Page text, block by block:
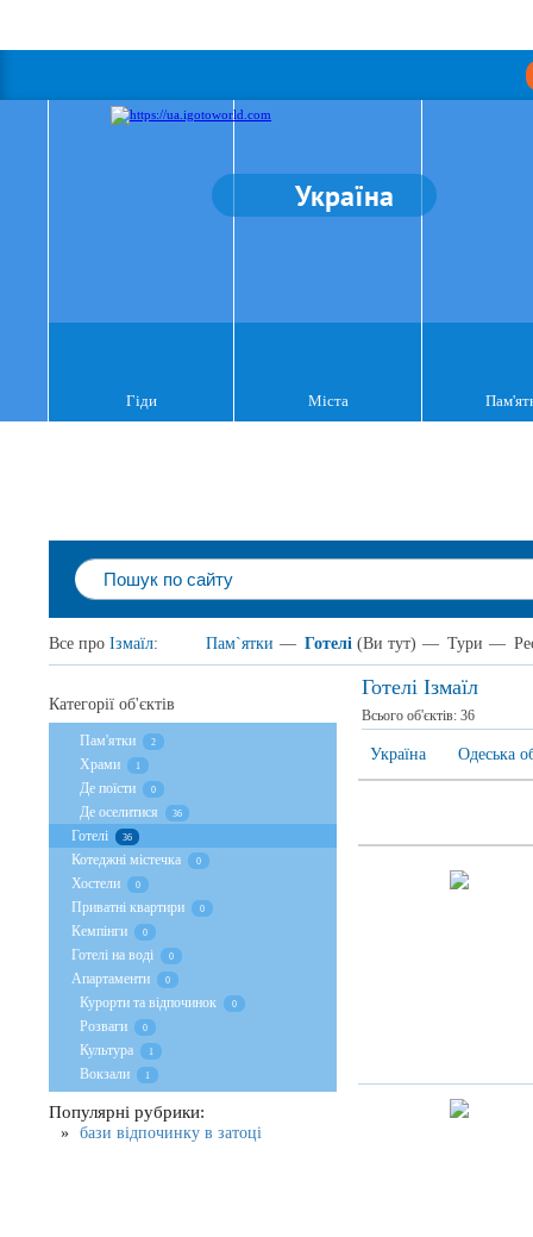
Україна
Гіди Міста
Все про Ізмаїл: Пам`ятки — Готелі (Ви тут) — Тури —
Готелі Ізмаїл
Всього об'єктів: 36
Україна Одеська
Категорії об'єктів
Пам'ятки 2
Храми 1
Де поїсти 0
Де оселитися 36
Готелі 36
Котеджні містечка 0
Хостели 0
Приватні квартири 0
Кемпінги 0
Готелі на воді 0
Апартаменти 0
Курорти та відпочинок 0
Розваги 0
Культура 1
Вокзали 1
Популярні рубрики:
бази відпочинку в затоці